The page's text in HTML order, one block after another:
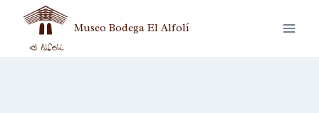
Museo Bodega El Alfolí